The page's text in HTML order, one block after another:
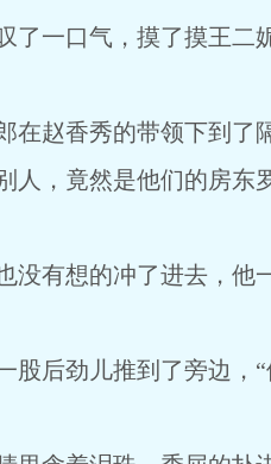
一口气，摸了摸王二妮
赵香秀的带领下到了隔
人，竟然是他们的房东
有想的冲了进去，他
后劲儿推到了旁边，